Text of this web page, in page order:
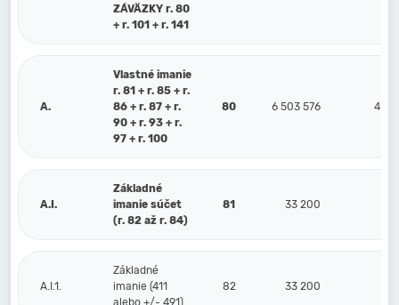
ZÁVÄZKY r. 80
+ r. 101 + r. 141
A.
Vlastné imanie
r. 81 + r. 85 + r.
86 + r. 87 + r.
90 + r. 93 + r.
97 + r. 100
80 6 503 576 4
A.I.
Základné
imanie súčet
(r. 82 až r. 84)
81 33 200
A.I.1.
Základné
imanie (411
alebo +/- 491)
82 33 200